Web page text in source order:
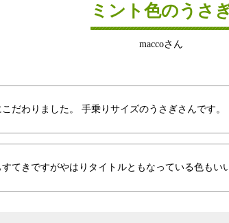
ミント色のうさ
maccoさん
だわりました。 手乗りサイズのうさぎさんです。
てきですがやはりタイトルともなっている色もい